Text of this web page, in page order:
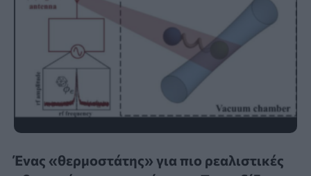
Ένας «θερμοστάτης» για πιο ρεαλιστικές